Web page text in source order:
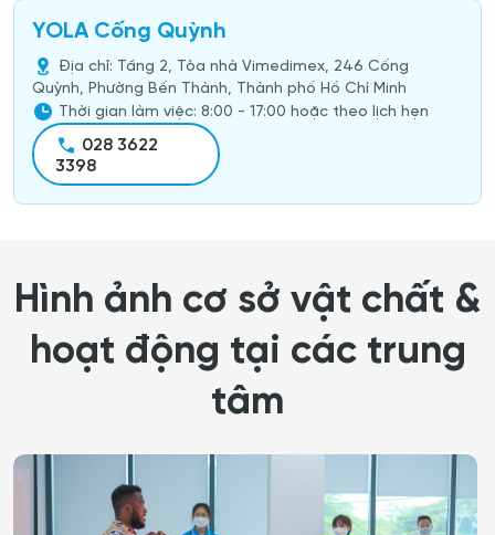
YOLA Cống Quỳnh
Địa chỉ: Tầng 2, Tòa nhà Vimedimex, 246 Cống
Quỳnh, Phường Bến Thành, Thành phố Hồ Chí Minh
Thời gian làm việc: 8:00 - 17:00 hoặc theo lịch hẹn
028 3622
3398
Hình ảnh cơ sở vật chất &
hoạt động tại các trung
tâm